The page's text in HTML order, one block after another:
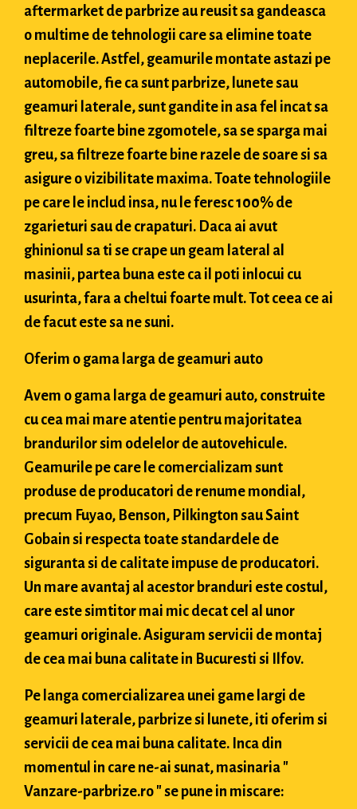
aftermarket de parbrize au reusit sa gandeasca
o multime de tehnologii care sa elimine toate
neplacerile. Astfel, geamurile montate astazi pe
automobile, fie ca sunt parbrize, lunete sau
geamuri laterale, sunt gandite in asa fel incat sa
filtreze foarte bine zgomotele, sa se sparga mai
greu, sa filtreze foarte bine razele de soare si sa
asigure o vizibilitate maxima. Toate tehnologiile
pe care le includ insa, nu le feresc 100% de
zgarieturi sau de crapaturi. Daca ai avut
ghinionul sa ti se crape un geam lateral al
masinii, partea buna este ca il poti inlocui cu
usurinta, fara a cheltui foarte mult. Tot ceea ce ai
de facut este sa ne suni.
Oferim o gama larga de geamuri auto
Avem o gama larga de geamuri auto, construite
cu cea mai mare atentie pentru majoritatea
brandurilor sim odelelor de autovehicule.
Geamurile pe care le comercializam sunt
produse de producatori de renume mondial,
precum Fuyao, Benson, Pilkington sau Saint
Gobain si respecta toate standardele de
siguranta si de calitate impuse de producatori.
Un mare avantaj al acestor branduri este costul,
care este simtitor mai mic decat cel al unor
geamuri originale. Asiguram servicii de montaj
de cea mai buna calitate in Bucuresti si Ilfov.
Pe langa comercializarea unei game largi de
geamuri laterale, parbrize si lunete, iti oferim si
servicii de cea mai buna calitate. Inca din
momentul in care ne-ai sunat, masinaria "
Vanzare-parbrize.ro " se pune in miscare: